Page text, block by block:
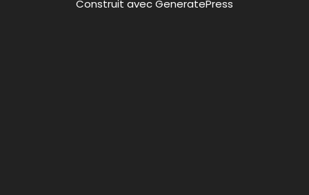
Construit avecGeneratePress